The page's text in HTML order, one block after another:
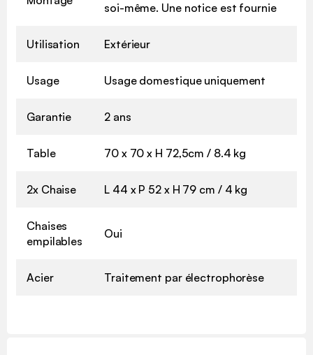
soi-même. Une notice est fournie
Utilisation Extérieur
Usage Usage domestique uniquement
Garantie 2 ans
Table 70 x 70 x H 72,5cm / 8.4 kg
2x Chaise L 44 x P 52 x H 79 cm / 4 kg
Chaises
empilables
Oui
Acier Traitement par électrophorèse